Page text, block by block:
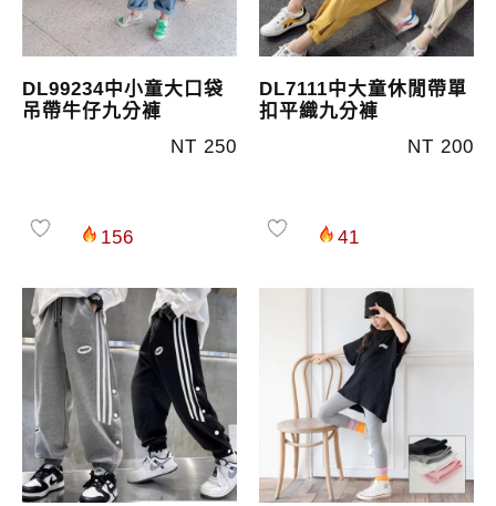
DL99234中小童大口袋
吊帶牛仔九分褲
NT 250
156
DL7111中大童休閒帶單
扣平織九分褲
NT 200
41